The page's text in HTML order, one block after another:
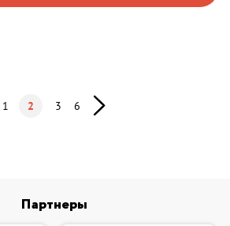
1 2 3 6
Партнеры